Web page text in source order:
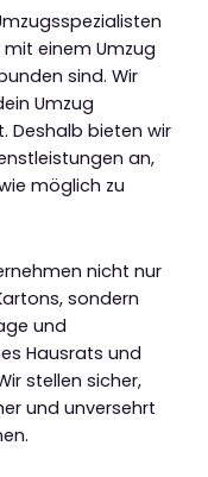
einem Umzug
sind. Wir
Umzug
Deshalb bieten wir
an,
möglich zu
nicht nur
sondern
und
Hausrats und
stellen sicher,
und unversehrt